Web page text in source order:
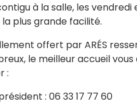
à la salle, les
plus grande facilité.
offert par ARÉS
le meilleur accueil
:
: 06 33 17 77 60